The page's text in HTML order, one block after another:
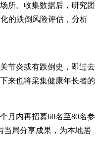
所。收集数据后，研究团
的跌倒风险评估，分析
节炎或有跌倒史，即过去
来也将采集健康年长者的
月内再招募60名至80名参
当局分享成果，为本地居